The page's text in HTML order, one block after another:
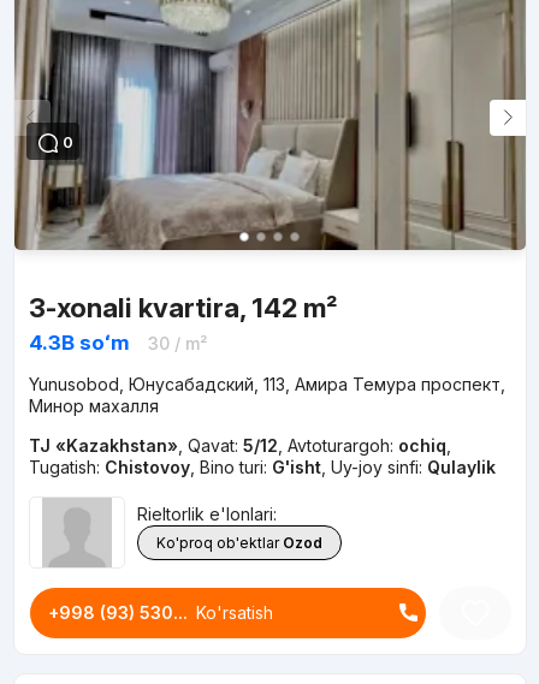
0
3-xonali kvartira, 142 m²
4.3B soʻm 30/ m²
Yunusobod, Юнусабадский, 113, Амира Темура проспект,
Минор махалля
TJ «Kazakhstan» Qavat: 5/12 Avtoturargoh: ochiq
Tugatish: Chistovoy, Bino turi: G'isht, Uy-joy sinfi: Qulaylik
Rieltorlik e'lonlari:
Ko'proq ob'ektlar Ozod
+998 (93) 530... Ko'rsatish